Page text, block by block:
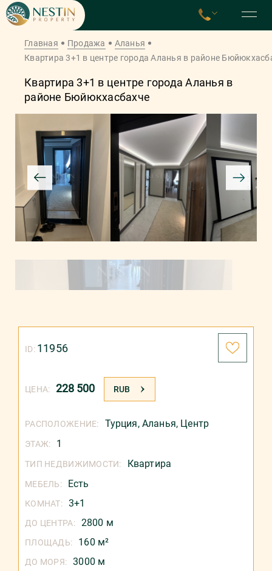
Главная Продажа
Аланья
Квартира 3+1 в центре города Аланья в районе
Квартира 3+1 в центре города Аланья в
районе Бюйюкхасбахче
ЦЕНА: 228 500 RUB
ID: 11956
РАСПОЛОЖЕНИЕ: Турция, Аланья, Центр
ЭТАЖ: 1
ТИП НЕДВИЖИМОСТИ: Квартира
МЕБЕЛЬ: Есть
КОМНАТ: 3+1
ДО ЦЕНТРА: 2800 м
ПЛОЩАДЬ: 160 м²
ДО МОРЯ: 3000 м